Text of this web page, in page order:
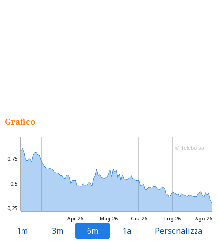
Grafico
Mag 26 Lug 26
Apr 26 Giu 26 Ago 26
0,25
0,5
0,75
© Teleborsa
1m 3m 6m 1a Personalizza